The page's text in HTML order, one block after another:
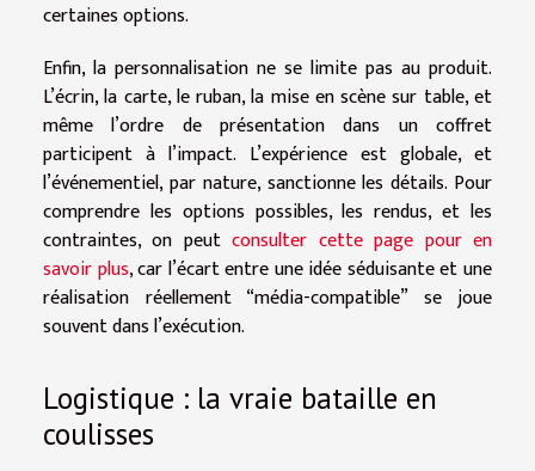
certaines options.
Enfin, la personnalisation ne se limite pas au produit.
L’écrin, la carte, le ruban, la mise en scène sur table, et
même l’ordre de présentation dans un coffret
participent à l’impact. L’expérience est globale, et
l’événementiel, par nature, sanctionne les détails. Pour
comprendre les options possibles, les rendus, et les
contraintes, on peutconsulter cette page pour en
savoir plus, car l’écart entre une idée séduisante et une
réalisation réellement “média-compatible” se joue
souvent dans l’exécution.
Logistique : la vraie bataille en
coulisses